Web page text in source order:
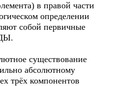
в правой части
определении
собой первичные
существование
абсолютному
трёх компонентов